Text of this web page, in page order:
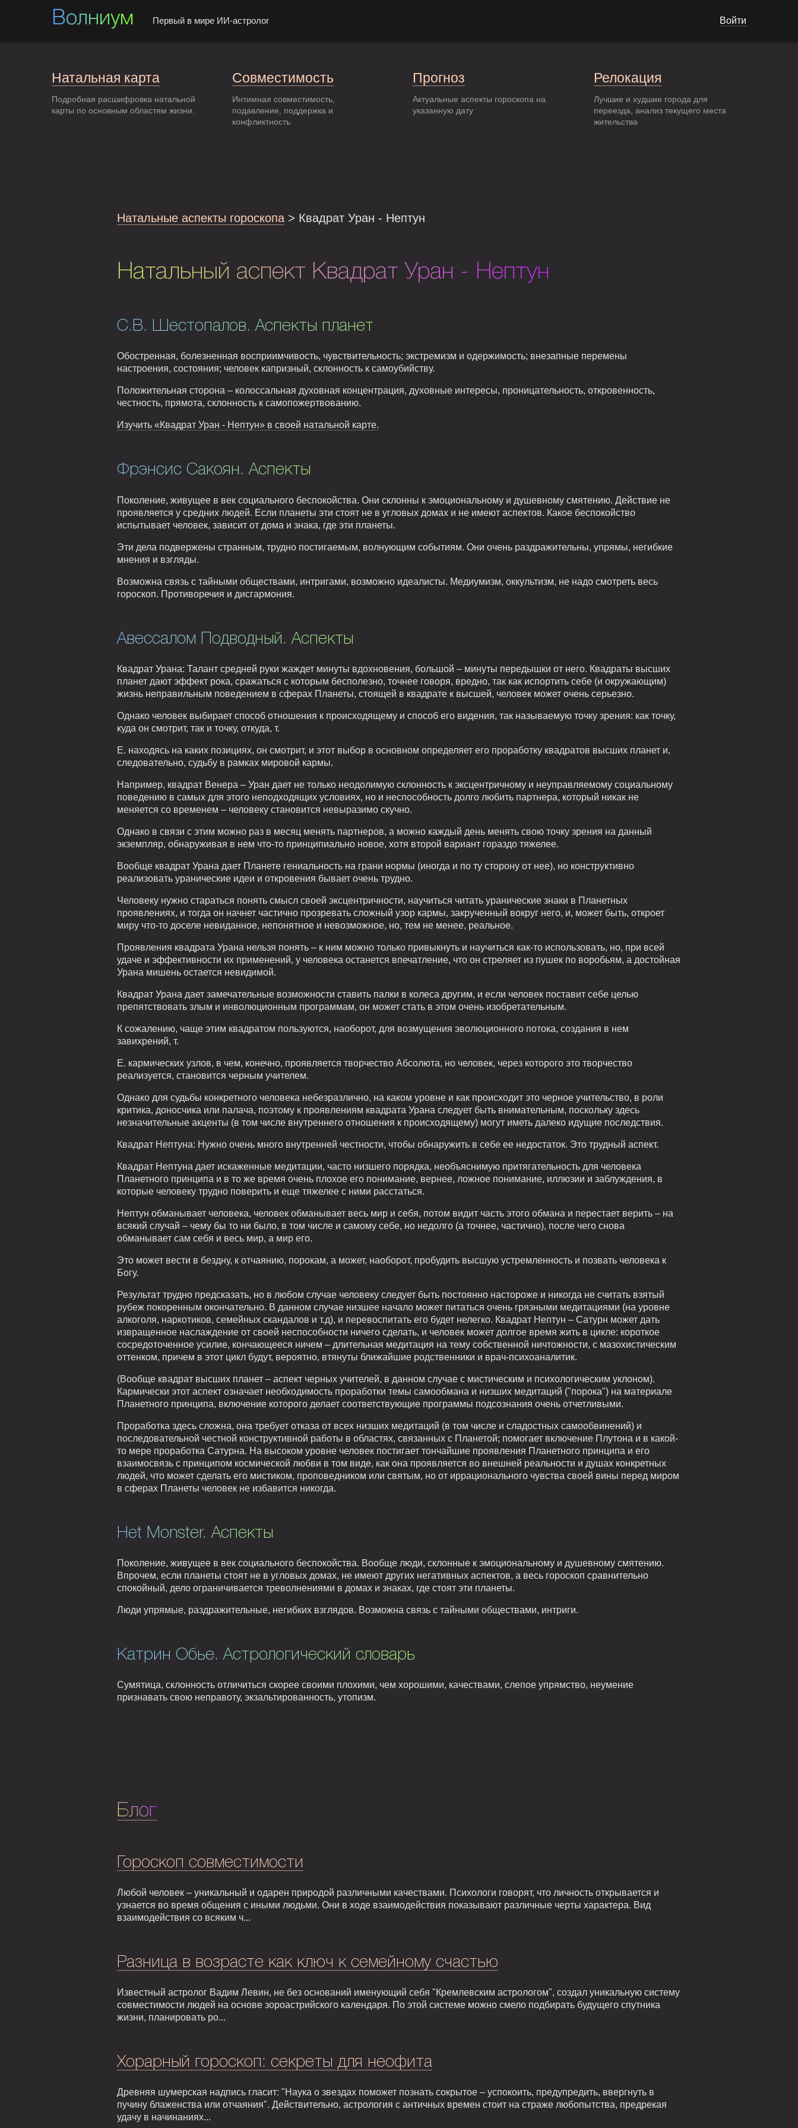
Волниум Первый в мире ИИ-астролог Войти
Натальная карта
Подробная расшифровка натальной
карты по основным областям жизни.
Совместимость
Интимная совместимость,
подавление, поддержка и
конфликтность
Прогноз
Актуальные аспекты гороскопа на
указанную дату
Релокация
Лучшие и худшие города для
переезда, анализ текущего места
жительства
Натальные аспекты гороскопа > Квадрат Уран - Нептун
Натальный аспект Квадрат Уран - Нептун
С.В. Шестопалов. Аспекты планет
Обостренная, болезненная восприимчивость, чувствительность; экстремизм и одержимость; внезапные перемены
настроения, состояния; человек капризный, склонность к самоубийству.
Положительная сторона – колоссальная духовная концентрация, духовные интересы, проницательность, откровенность,
честность, прямота, склонность к самопожертвованию.
Изучить «Квадрат Уран - Нептун» в своей натальной карте.
Фрэнсис Сакоян. Аспекты
Поколение, живущее в век социального беспокойства. Они склонны к эмоциональному и душевному смятению. Действие не
проявляется у средних людей. Если планеты эти стоят не в угловых домах и не имеют аспектов. Какое беспокойство
испытывает человек, зависит от дома и знака, где эти планеты.
Эти дела подвержены странным, трудно постигаемым, волнующим событиям. Они очень раздражительны, упрямы, негибкие
мнения и взгляды.
Возможна связь с тайными обществами, интригами, возможно идеалисты. Медиумизм, оккультизм, не надо смотреть весь
гороскоп. Противоречия и дисгармония.
Авессалом Подводный. Аспекты
Квадрат Урана: Талант средней руки жаждет минуты вдохновения, большой – минуты передышки от него. Квадраты высших
планет дают эффект рока, сражаться с которым бесполезно, точнее говоря, вредно, так как испортить себе (и окружающим)
жизнь неправильным поведением в сферах Планеты, стоящей в квадрате к высшей, человек может очень серьезно.
Однако человек выбирает способ отношения к происходящему и способ его видения, так называемую точку зрения: как точку,
куда он смотрит, так и точку, откуда, т.
Е. находясь на каких позициях, он смотрит, и этот выбор в основном определяет его проработку квадратов высших планет и,
следовательно, судьбу в рамках мировой кармы.
Например, квадрат Венера – Уран дает не только неодолимую склонность к эксцентричному и неуправляемому социальному
поведению в самых для этого неподходящих условиях, но и неспособность долго любить партнера, который никак не
меняется со временем – человеку становится невыразимо скучно.
Однако в связи с этим можно раз в месяц менять партнеров, а можно каждый день менять свою точку зрения на данный
экземпляр, обнаруживая в нем что-то принципиально новое, хотя второй вариант гораздо тяжелее.
Вообще квадрат Урана дает Планете гениальность на грани нормы (иногда и по ту сторону от нее), но конструктивно
реализовать уранические идеи и откровения бывает очень трудно.
Человеку нужно стараться понять смысл своей эксцентричности, научиться читать уранические знаки в Планетных
проявлениях, и тогда он начнет частично прозревать сложный узор кармы, закрученный вокруг него, и, может быть, откроет
миру что-то доселе невиданное, непонятное и невозможное, но, тем не менее, реальное.
Проявления квадрата Урана нельзя понять – к ним можно только привыкнуть и научиться как-то использовать, но, при всей
удаче и эффективности их применений, у человека останется впечатление, что он стреляет из пушек по воробьям, а достойная
Урана мишень остается невидимой.
Квадрат Урана дает замечательные возможности ставить палки в колеса другим, и если человек поставит себе целью
препятствовать злым и инволюционным программам, он может стать в этом очень изобретательным.
К сожалению, чаще этим квадратом пользуются, наоборот, для возмущения эволюционного потока, создания в нем
завихрений, т.
Е. кармических узлов, в чем, конечно, проявляется творчество Абсолюта, но человек, через которого это творчество
реализуется, становится черным учителем.
Однако для судьбы конкретного человека небезразлично, на каком уровне и как происходит это черное учительство, в роли
критика, доносчика или палача, поэтому к проявлениям квадрата Урана следует быть внимательным, поскольку здесь
незначительные акценты (в том числе внутреннего отношения к происходящему) могут иметь далеко идущие последствия.
Квадрат Нептуна: Нужно очень много внутренней честности, чтобы обнаружить в себе ее недостаток. Это трудный аспект.
Квадрат Нептуна дает искаженные медитации, часто низшего порядка, необъяснимую притягательность для человека
Планетного принципа и в то же время очень плохое его понимание, вернее, ложное понимание, иллюзии и заблуждения, в
которые человеку трудно поверить и еще тяжелее с ними расстаться.
Нептун обманывает человека, человек обманывает весь мир и себя, потом видит часть этого обмана и перестает верить – на
всякий случай – чему бы то ни было, в том числе и самому себе, но недолго (а точнее, частично), после чего снова
обманывает сам себя и весь мир, а мир его.
Это может вести в бездну, к отчаянию, порокам, а может, наоборот, пробудить высшую устремленность и позвать человека к
Богу.
Результат трудно предсказать, но в любом случае человеку следует быть постоянно настороже и никогда не считать взятый
рубеж покоренным окончательно. В данном случае низшее начало может питаться очень грязными медитациями (на уровне
алкоголя, наркотиков, семейных скандалов и т.д), и перевоспитать его будет нелегко. Квадрат Нептун – Сатурн может дать
извращенное наслаждение от своей неспособности ничего сделать, и человек может долгое время жить в цикле: короткое
сосредоточенное усилие, кончающееся ничем – длительная медитация на тему собственной ничтожности, с мазохистическим
оттенком, причем в этот цикл будут, вероятно, втянуты ближайшие родственники и врач-психоаналитик.
(Вообще квадрат высших планет – аспект черных учителей, в данном случае с мистическим и психологическим уклоном).
Кармически этот аспект означает необходимость проработки темы самообмана и низших медитаций ("порока") на материале
Планетного принципа, включение которого делает соответствующие программы подсознания очень отчетливыми.
Проработка здесь сложна, она требует отказа от всех низших медитаций (в том числе и сладостных самообвинений) и
последовательной честной конструктивной работы в областях, связанных с Планетой; помогает включение Плутона и в какой-
то мере проработка Сатурна. На высоком уровне человек постигает тончайшие проявления Планетного принципа и его
взаимосвязь с принципом космической любви в том виде, как она проявляется во внешней реальности и душах конкретных
людей, что может сделать его мистиком, проповедником или святым, но от иррационального чувства своей вины перед миром
в сферах Планеты человек не избавится никогда.
Het Monster. Аспекты
Поколение, живущее в век социального беспокойства. Вообще люди, склонные к эмоциональному и душевному смятению.
Впрочем, если планеты стоят не в угловых домах, не имеют других негативных аспектов, а весь гороскоп сравнительно
спокойный, дело ограничивается треволнениями в домах и знаках, где стоят эти планеты.
Люди упрямые, раздражительные, негибких взглядов. Возможна связь с тайными обществами, интриги.
Катрин Обье. Астрологический словарь
Сумятица, склонность отличиться скорее своими плохими, чем хорошими, качествами, слепое упрямство, неумение
признавать свою неправоту, экзальтированность, утопизм.
Блог
Гороскоп совместимости
Любой человек – уникальный и одарен природой различными качествами. Психологи говорят, что личность открывается и
узнается во время общения с иными людьми. Они в ходе взаимодействия показывают различные черты характера. Вид
взаимодействия со всяким ч...
Разница в возрасте как ключ к семейному счастью
Известный астролог Вадим Левин, не без оснований именующий себя "Кремлевским астрологом", создал уникальную систему
совместимости людей на основе зороастрийского календаря. По этой системе можно смело подбирать будущего спутника
жизни, планировать ро...
Хорарный гороскоп: секреты для неофита
Древняя шумерская надпись гласит: "Наука о звездах поможет познать сокрытое – успокоить, предупредить, ввергнуть в
пучину блаженства или отчаяния". Действительно, астрология с античных времен стоит на страже любопытства, предрекая
удачу в начинаниях...